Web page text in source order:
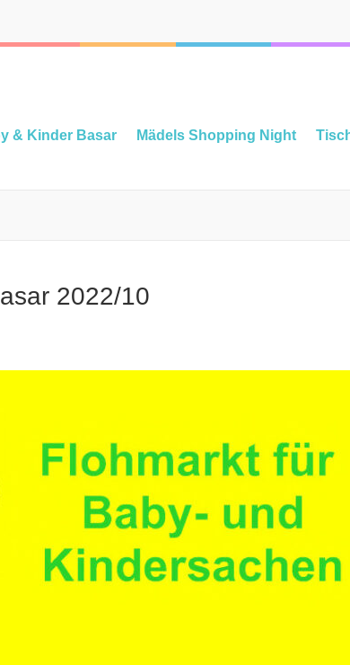
& Kinder Basar Mädels Shopping Night
2022/10